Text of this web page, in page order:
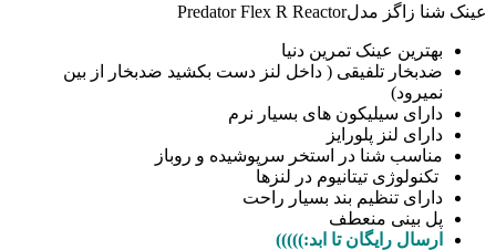
عینک شنا زاگز مدلPredator Flex R Reactor
بهترین عینک تمرین دنیا
ضدبخار تلفیقی ( داخل لنز دست بکشید ضدبخار از بین
نمیرود)
دارای سيليكون های بسيار نرم
دارای لنز پلورایز
مناسب شنا در استخر سرپوشیده و روباز
تکنولوژی تیتانیوم در لنزها
دارای تنظیم بند بسیار راحت
پل بینی منعطف
ارسال رایگان تا ابد:)))))